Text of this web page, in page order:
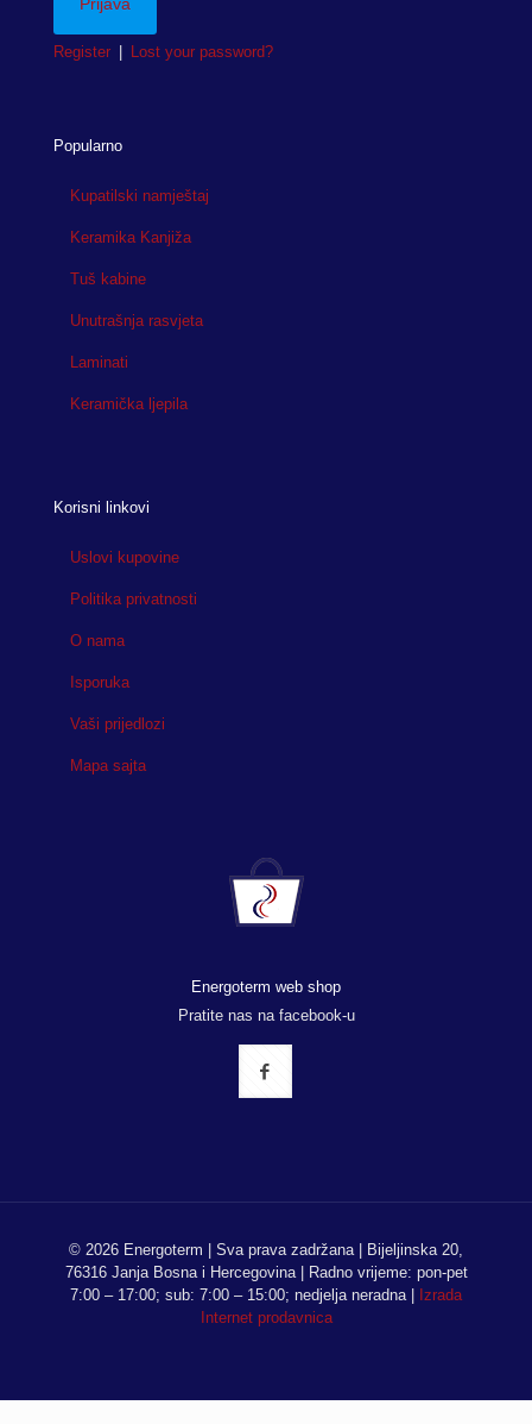
Register Lost your password?
Popularno
Kupatilski namještaj
Keramika Kanjiža
Tuš kabine
Unutrašnja rasvjeta
Laminati
Keramička ljepila
Korisni linkovi
Uslovi kupovine
Politika privatnosti
O nama
Isporuka
Vaši prijedlozi
Mapa sajta
Energoterm web shop
Pratite nas na facebook-u
© 2026 Energoterm | Sva prava zadržana | Bijeljinska 20,
76316 Janja Bosna i Hercegovina | Radno vrijeme: pon-pet
7:00 – 17:00; sub: 7:00 – 15:00; nedjelja neradna |
Izrada
Internet prodavnica